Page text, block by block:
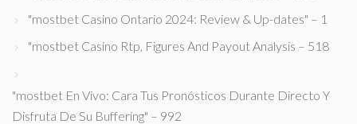
"mostbet Casino Ontario 2024: Review & Up-dates" – 1
"mostbet Casino Rtp, Figures And Payout Analysis – 518
"mostbet En Vivo: Cara Tus Pronósticos Durante Directo Y
Disfruta De Su Buffering" – 992